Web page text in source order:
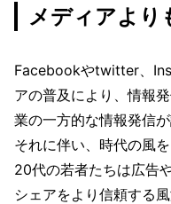
メディアより
Facebookやtwitter、
アの普及により、情報
業の一方的な情報発信
それに伴い、時代の風
20代の若者たちは広告
シェアをより信頼する風